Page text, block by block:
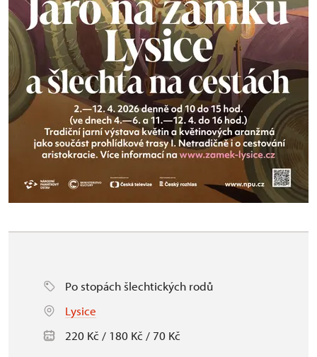
Po stopách šlechtických rodů
Lysice
220 Kč / 180 Kč / 70 Kč